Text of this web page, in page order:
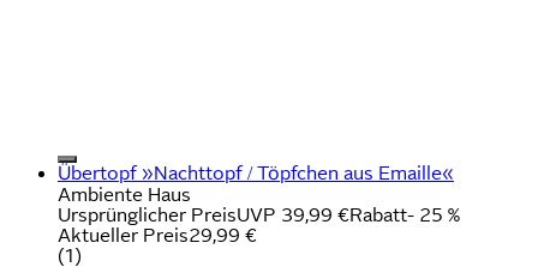
Übertopf »Nachttopf / Töpfchen aus Emaille«
Ambiente Haus
Ursprünglicher PreisUVP 39,99 €Rabatt- 25 %
Aktueller Preis29,99 €
(1)